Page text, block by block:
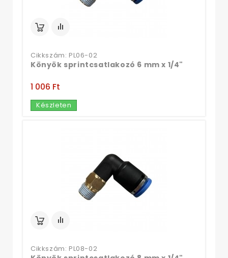
Cikkszám: PL06-02
Könyök sprintcsatlakozó 6 mm x 1/4"
1 006 Ft‎
Készleten
Cikkszám: PL08-02